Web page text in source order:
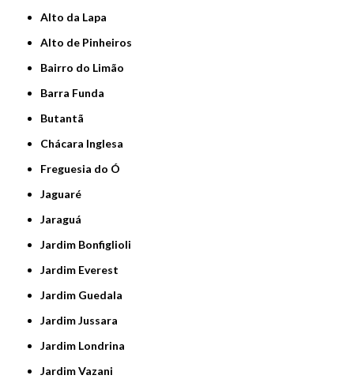
Alto da Lapa
Alto de Pinheiros
Bairro do Limão
Barra Funda
Butantã
Chácara Inglesa
Freguesia do Ó
Jaguaré
Jaraguá
Jardim Bonfiglioli
Jardim Everest
Jardim Guedala
Jardim Jussara
Jardim Londrina
Jardim Vazani